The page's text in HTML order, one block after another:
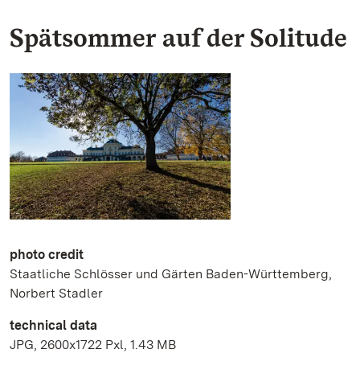
Spätsommer auf der Solitude
photo credit
Staatliche Schlösser und Gärten Baden-Württemberg,
Norbert Stadler
technical data
JPG, 2600x1722 Pxl, 1.43 MB